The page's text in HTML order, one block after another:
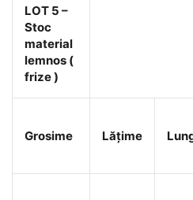
LOT 5 –
Stoc
material
lemnos (
frize )
Grosime Lățime